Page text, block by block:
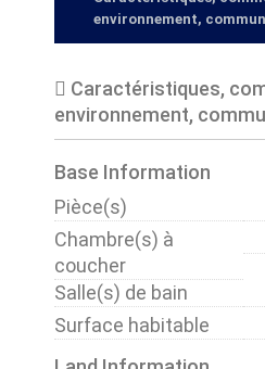
environnement,
Caractéristiques,
environnement,
Base Information
Pièce(s)
Chambre(s) à
coucher
Salle(s) de bain
Surface habitable